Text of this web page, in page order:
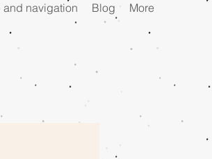
and navigation Blog More